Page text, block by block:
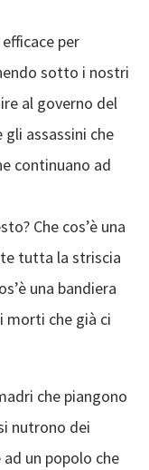
per
sotto i nostri
al governo del
assassini che
continuano ad
Che cos’è una
tutta la striscia
una bandiera
morti che già ci
che piangono
nutrono dei
un popolo che